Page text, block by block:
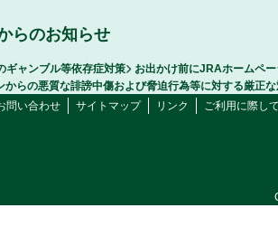
らのお知らせ
ギャンブル等依存症対策
お出かけ前にJRAホームペ
からの悪質な誹謗中傷および脅迫行為等に対する厳正
問い合わせ
サイトマップ リンク ご利用に際し